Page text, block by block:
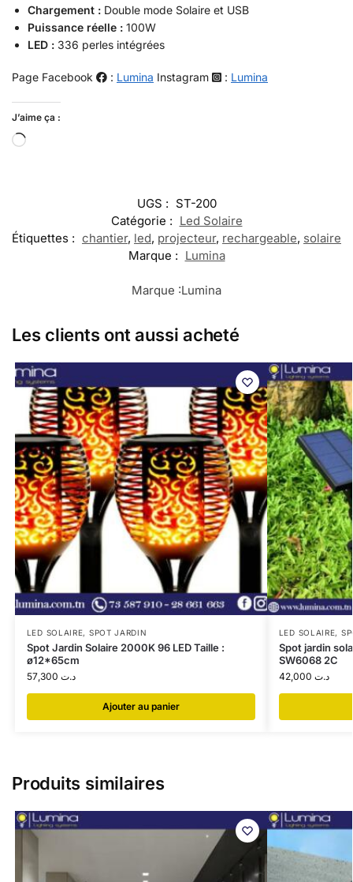
Chargement : Double mode Solaire et USB
Puissance réelle : 100W
LED : 336 perles intégrées
Page Facebook : Lumina Instagram : Lumina
J’aime ça :
UGS : ST-200
Catégorie : Led Solaire
Étiquettes : chantier, led, projecteur, rechargeable, solaire
Marque : Lumina
Marque :Lumina
Les clients ont aussi acheté
LED SOLAIRE, SPOT JARDIN
Spot Jardin Solaire 2000K 96 LED Taille :
ø12*65cm
د.ت
Ajouter au panier
LED SOLAIRE,
Spot jardin
SW6068 2C
د.ت
Produits similaires